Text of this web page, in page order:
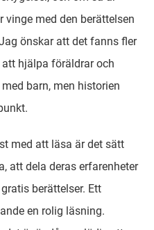
vinge med den berättelsen
önskar att det fanns fler
hjälpa föräldrar och
barn, men historien
med att läsa är det sätt
att dela deras erfarenheter
berättelser. Ett
en rolig läsning.